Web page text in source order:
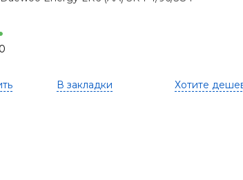
В закладки Хотите